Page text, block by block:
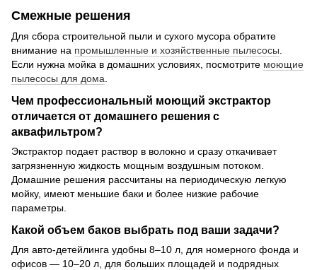
Смежные решения
Для сбора строительной пыли и сухого мусора обратите
внимание на промышленные и хозяйственные пылесосы
Если нужна мойка в домашних условиях, посмотрите моющие
пылесосы для дома
Чем профессиональный моющий экстрактор
отличается от домашнего решения с
аквафильтром?
Экстрактор подает раствор в волокно и сразу откачивает
загрязненную жидкость мощным воздушным потоком.
Домашние решения рассчитаны на периодическую легкую
мойку, имеют меньшие баки и более низкие рабочие
параметры.
Какой объем баков выбрать под ваши задачи?
Для авто-детейлинга удобны 8–10 л, для номерного фонда и
офисов — 10–20 л, для больших площадей и подрядных